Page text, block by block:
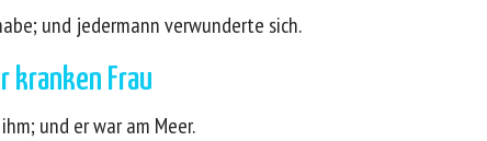
und jedermann verwunderte sich.
kranken Frau
und er war am Meer.